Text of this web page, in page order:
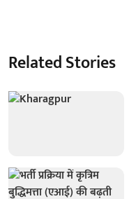
Related Stories